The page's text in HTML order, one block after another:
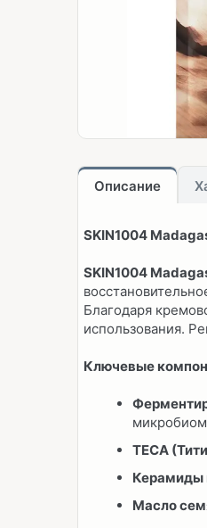
Описание
SKIN1004
SKIN1004
Благодаря
использования.
Ключевые
TECA
Керамиды
Масло